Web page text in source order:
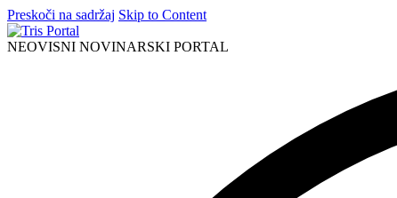
Preskoči na sadržaj Skip to Content
NEOVISNI NOVINARSKI PORTAL